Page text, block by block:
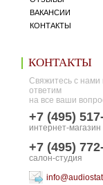
ВАКАНСИИ
КОНТАКТЫ
КОНТАКТЫ
Свяжитесь с нами
ответим
на все ваши
+7 (495)
интернет-магазин
+7 (495)
салон-студия